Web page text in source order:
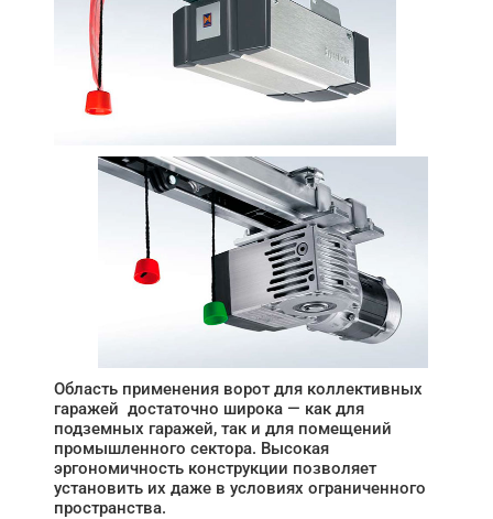
Область применения ворот для коллективных
гаражей достаточно широка — как для
подземных гаражей, так и для помещений
промышленного сектора. Высокая
эргономичность конструкции позволяет
установить их даже в условиях ограниченного
пространства.